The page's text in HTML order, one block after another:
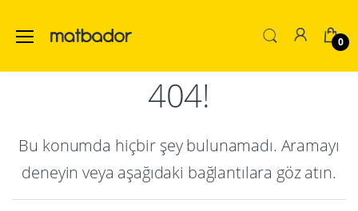
0
404!
Bu konumda hiçbir şey bulunamadı. Aramayı
deneyin veya aşağıdaki bağlantılara göz atın.